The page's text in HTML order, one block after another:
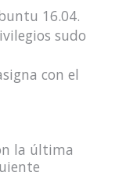
16.04.
sudo
con el
la última